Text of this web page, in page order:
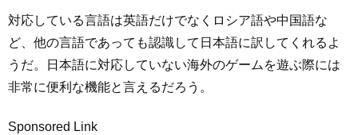
対応している言語は英語だけでなくロシア語や中国語な
ど、他の言語であっても認識して日本語に訳してくれるよ
うだ。日本語に対応していない海外のゲームを遊ぶ際には
非常に便利な機能と言えるだろう。
Sponsored Link